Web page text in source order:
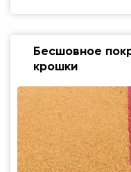
Бесшовное
крошки